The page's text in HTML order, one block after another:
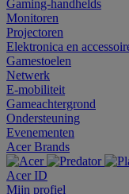
Gaming-handhelds
Monitoren
Projectoren
Elektronica en
Gamestoelen
Netwerk
E-mobiliteit
Gameachtergrond
Ondersteuning
Evenementen
Acer Brands
Acer ID
Mijn profiel